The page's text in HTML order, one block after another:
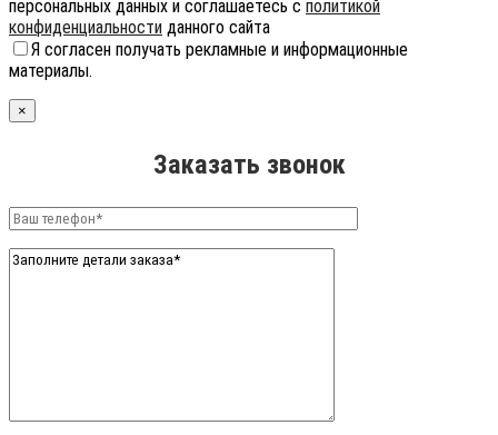
персональных данных и соглашаетесь с политикой
конфиденциальности данного сайта
Я согласен получать рекламные и информационные
материалы.
×
Заказать звонок